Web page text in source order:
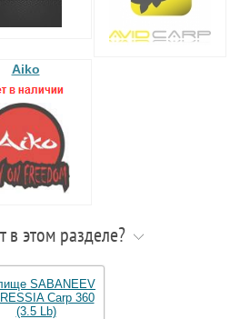
Aiko
в этом разделе?
SABANEEV
Carp 360
(3.5 Lb)